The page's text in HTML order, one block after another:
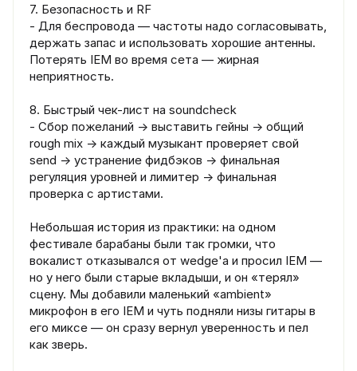
7. Безопасность и RF
- Для беспровода — частоты надо согласовывать,
держать запас и использовать хорошие антенны.
Потерять IEM во время сета — жирная
неприятность.
8. Быстрый чек-лист на soundcheck
- Сбор пожеланий → выставить гейны → общий
rough mix → каждый музыкант проверяет свой
send → устранение фидбэков → финальная
регуляция уровней и лимитер → финальная
проверка с артистами.
Небольшая история из практики: на одном
фестивале барабаны были так громки, что
вокалист отказывался от wedge'а и просил IEM —
но у него были старые вкладыши, и он «терял»
сцену. Мы добавили маленький «ambient»
микрофон в его IEM и чуть подняли низы гитары в
его миксе — он сразу вернул уверенность и пел
как зверь.